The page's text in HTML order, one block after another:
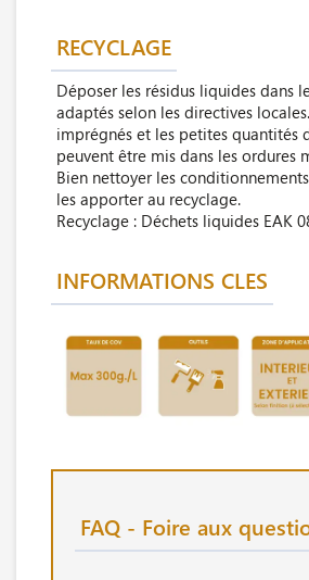
RECYCLAGE
Déposer les résidus liquides dans
adaptés selon les directives
imprégnés et les petites quantités
peuvent être mis dans les ordures
Bien nettoyer les
les apporter au recyclage.
Recyclage : Déchets liquides EAK
INFORMATIONS CLES
FAQ - Foire aux